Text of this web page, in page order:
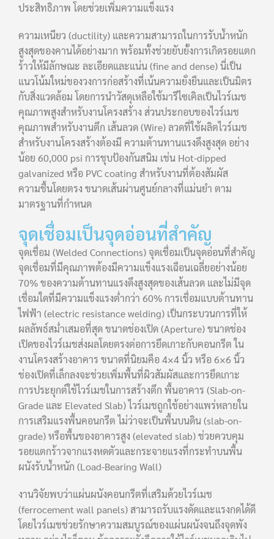
ประสิทธิภาพ โดยช่วยเพิ่มความแข็งแรง
ความเหนียว (ductility) และความสามารถในการรับน้ำหนัก
สูงสุดของคานได้อย่างมาก พร้อมทั้งช่วยยับยั้งการเกิดรอยแตก
ร้าวให้มีลักษณะ ละเอียดและแน่น (fine and dense) นี่เป็น
แนวโน้มใหม่ของวงการก่อสร้างที่เน้นความยั่งยืนและเป็นมิตร
กับสิ่งแวดล้อม โดยการนำวัสดุเหลือใช้มารีไซเคิลเป็นไวร์เมช
คุณภาพสูงสำหรับงานโครงสร้าง ส่วนประกอบของไวร์เมช
คุณภาพสำหรับงานตึก เส้นลวด (Wire) ลวดที่ใช้ผลิตไวร์เมช
สำหรับงานโครงสร้างต้องมี ความต้านทานแรงดึงสูงสุด อย่าง
น้อย 60,000 psi การชุบป้องกันสนิม เช่น Hot-dipped
galvanized หรือ PVC coating สำหรับงานที่ต้องสัมผัส
ความชื้นโดยตรง ขนาดเส้นผ่านศูนย์กลางที่แม่นยำ ตาม
มาตรฐานที่กำหนด
จุดเชื่อมเป็นจุดอ่อนที่สำคัญ
จุดเชื่อม (Welded Connections) จุดเชื่อมเป็นจุดอ่อนที่สำคัญ
จุดเชื่อมที่มีคุณภาพต้องมีความแข็งแรงเฉือนเฉลี่ยอย่างน้อย
70% ของความต้านทานแรงดึงสูงสุดของเส้นลวด และไม่มีจุด
เชื่อมใดที่มีความแข็งแรงต่ำกว่า 60% การเชื่อมแบบต้านทาน
ไฟฟ้า (electric resistance welding) เป็นกระบวนการที่ให้
ผลลัพธ์สม่ำเสมอที่สุด ขนาดช่องเปิด (Aperture) ขนาดช่อง
เปิดของไวร์เมชส่งผลโดยตรงต่อการยึดเกาะกับคอนกรีต ใน
งานโครงสร้างอาคาร ขนาดที่นิยมคือ 4×4 นิ้ว หรือ 6×6 นิ้ว
ช่องเปิดที่เล็กลงจะช่วยเพิ่มพื้นที่ผิวสัมผัสและการยึดเกาะ
การประยุกต์ใช้ไวร์เมชในการสร้างตึก พื้นอาคาร (Slab-on-
Grade และ Elevated Slab) ไวร์เมชถูกใช้อย่างแพร่หลายใน
การเสริมแรงพื้นคอนกรีต ไม่ว่าจะเป็นพื้นบนดิน (slab-on-
grade) หรือพื้นของอาคารสูง (elevated slab) ช่วยควบคุม
รอยแตกร้าวจากแรงหดตัวและกระจายแรงที่กระทำบนพื้น
ผนังรับน้ำหนัก (Load-Bearing Wall)
งานวิจัยพบว่าแผ่นผนังคอนกรีตที่เสริมด้วยไวร์เมช
(ferrocement wall panels) สามารถรับแรงดัดและแรงกดได้ดี
โดยไวร์เมชช่วยรักษาความสมบูรณ์ของแผ่นผนังจนถึงจุดพัง